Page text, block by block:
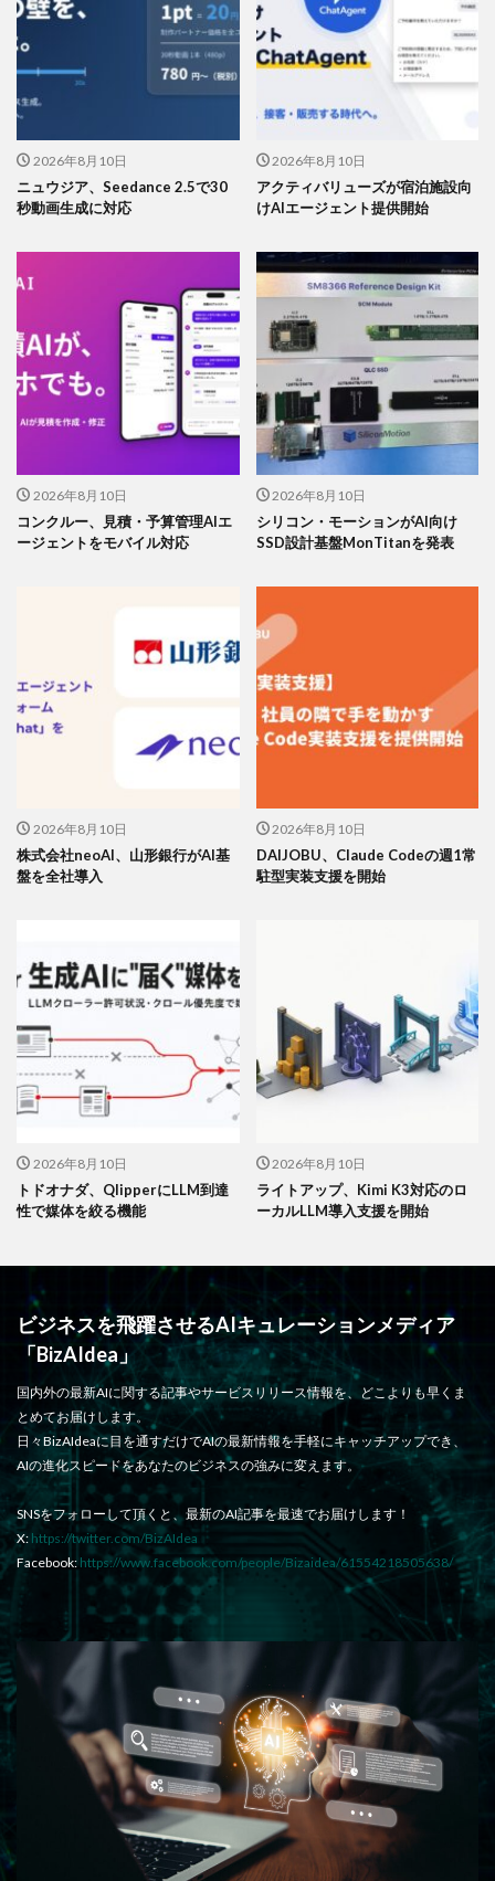
2026年8月10日
ニュウジア、Seedance 2.5で30
秒動画生成に対応
2026年8月10日
アクティバリューズが宿泊施設向
けAIエージェント提供開始
2026年8月10日
コンクルー、見積・予算管理AIエ
ージェントをモバイル対応
2026年8月10日
シリコン・モーションがAI向け
SSD設計基盤MonTitanを発表
2026年8月10日
株式会社neoAI、山形銀行がAI基
盤を全社導入
2026年8月10日
DAIJOBU、Claude Codeの週1常
駐型実装支援を開始
2026年8月10日
トドオナダ、QlipperにLLM到達
性で媒体を絞る機能
2026年8月10日
ライトアップ、Kimi K3対応のロ
ーカルLLM導入支援を開始
ビジネスを飛躍させるAIキュレーションメディア
「BizAIdea」
国内外の最新AIに関する記事やサービスリリース情報を、どこよりも早くま
とめてお届けします。
日々BizAIdeaに目を通すだけでAIの最新情報を手軽にキャッチアップでき、
AIの進化スピードをあなたのビジネスの強みに変えます。
SNSをフォローして頂くと、最新のAI記事を最速でお届けします！
X: https://twitter.com/BizAIdea
Facebook: https://www.facebook.com/people/Bizaidea/61554218505638/